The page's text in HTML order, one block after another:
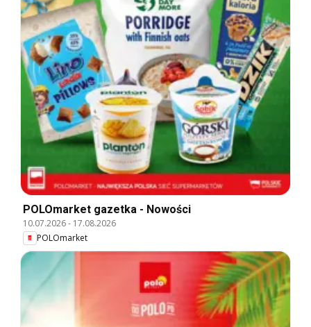
POLOmarket gazetka - Nowości
10.07.2026- 17.08.2026
POLOmarket